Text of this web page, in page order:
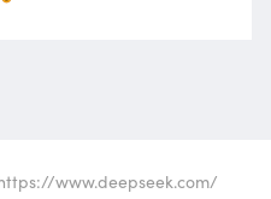
www.deepseek.com/